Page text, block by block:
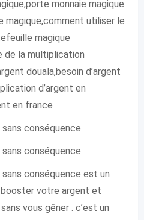
monnaie magique
magique,comment utiliser le
magique
de la multiplication
douala,besoin d’argent
d’argent en
en france
conséquence
conséquence
conséquence est un
votre argent et
vous gêner . c’est un